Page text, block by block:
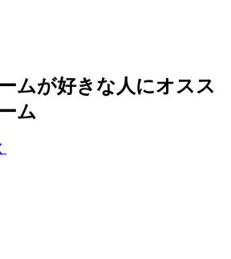
ムが好きな人にオスス
ム